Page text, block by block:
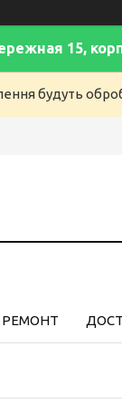
15,
будуть
РЕМОНТ